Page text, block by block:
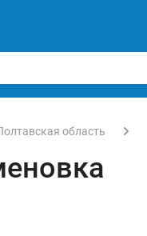
область